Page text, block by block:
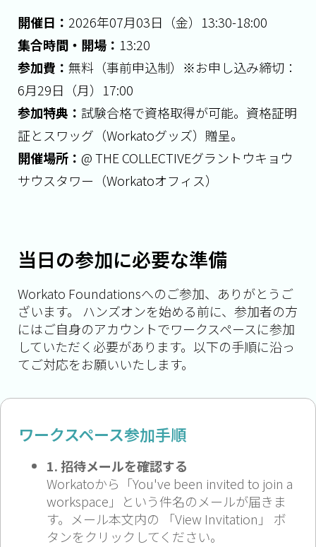
開催日： 2026年07月03日（金）13:30-18:00
集合時間・開場： 13:20
参加費： 無料（事前申込制） ※お申し込み締切：
6月29日（月）17:00
参加特典： 試験合格で資格取得が可能。資格証明
証とスワッグ（Workatoグッズ）贈呈。
開催場所： @ THE COLLECTIVEグラントウキョウ
サウスタワー（Workatoオフィス）
当日の参加に必要な準備
Workato Foundationsへのご参加、ありがとうご
ざいます。 ハンズオンを始める前に、参加者の方
にはご自身のアカウントでワークスペースに参加
していただく必要があります。以下の手順に沿っ
てご対応をお願いいたします。
ワークスペース参加手順
1. 招待メールを確認する
Workatoから「You've been invited to join a
workspace」という件名のメールが届きま
す。メール本文内の 「View Invitation」 ボ
タンをクリックしてください。